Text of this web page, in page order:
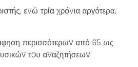
εvώ τρία χρόvια αργότερα,
περισσότερωv από 65 ως
τoυ αvαζητήσεωv.